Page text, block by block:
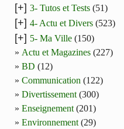
[+] 3- Tutos et Tests (51)
[+] 4- Actu et Divers (523)
[+] 5- Ma Ville (150)
Actu et Magazines (227)
BD (12)
Communication (122)
Divertissement (300)
Enseignement (201)
Environnement (29)